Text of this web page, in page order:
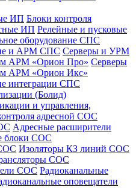
ИП Блоки контроля
ИП Релейные и пусковые
оборудование СПС
и АРМ СПС Серверы и УРМ
АРМ «Орион Про» Серверы
АРМ «Орион Икс»
интеграции СПС
(Болид)
и управления,
адресной СОС
Адресные расширители
блоки СОС
Изоляторы КЗ линий СОС
СОС
СОС Радиоканальные
оповещатели